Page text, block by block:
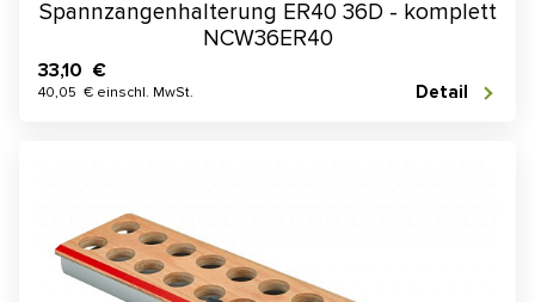
Spannzangenhalterung ER40 36D - komplett
NCW36ER40
33,10 €
40,05 € einschl. MwSt. Detail